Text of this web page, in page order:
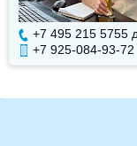
+7 495 215 5755
+7 925-084-93-72